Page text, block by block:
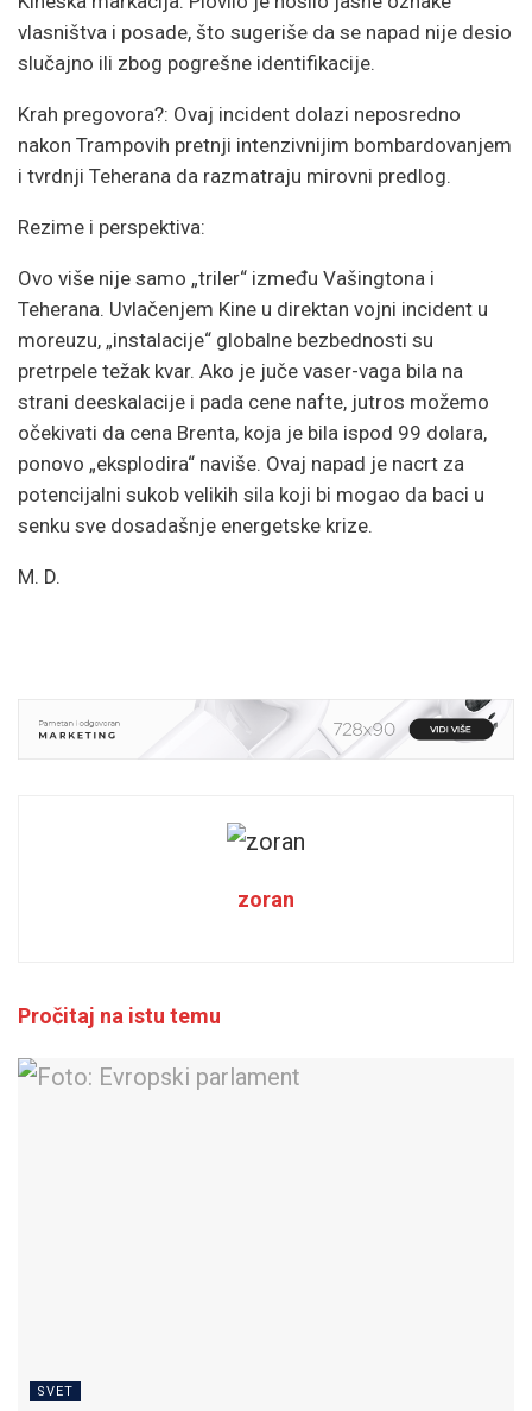
vlasništva i posade, što sugeriše da se napad nije desio
slučajno ili zbog pogrešne identifikacije.
Krah pregovora?: Ovaj incident dolazi neposredno
nakon Trampovih pretnji intenzivnijim bombardovanjem
i tvrdnji Teherana da razmatraju mirovni predlog.
Rezime i perspektiva:
Ovo više nije samo „triler“ između Vašingtona i
Teherana. Uvlačenjem Kine u direktan vojni incident u
moreuzu, „instalacije“ globalne bezbednosti su
pretrpele težak kvar. Ako je juče vaser-vaga bila na
strani deeskalacije i pada cene nafte, jutros možemo
očekivati da cena Brenta, koja je bila ispod 99 dolara,
ponovo „eksplodira“ naviše. Ovaj napad je nacrt za
potencijalni sukob velikih sila koji bi mogao da baci u
senku sve dosadašnje energetske krize.
M. D.
zoran
Pročitaj na istu temu
SVET